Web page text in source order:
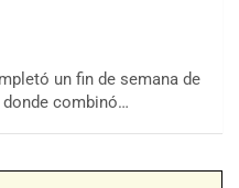
un fin de semana de
donde combinó…